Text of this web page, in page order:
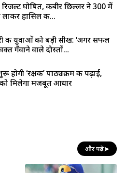
घोषित, कबीर छिल्लर ने 300 में
हासिल की...
की युवाओं को बड़ी सीख: ‘अगर सफल
गँवाने वाले दोस्तों...
होगी ‘रक्षक’ पाठ्यक्रम की पढ़ाई,
को मिलेगा मजबूत आधार
और पढ़ें➤